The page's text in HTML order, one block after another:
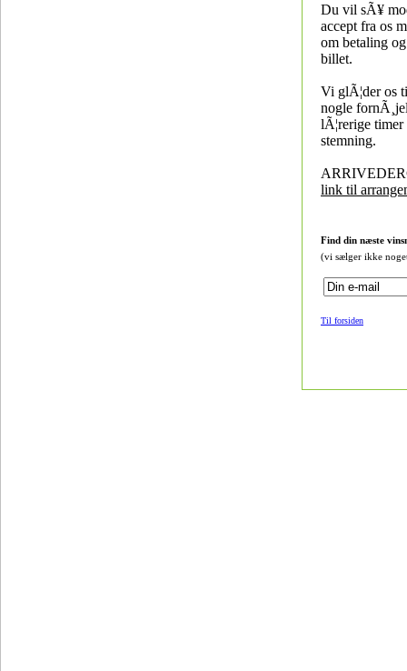
Du vil sÃ¥
accept fra os
om betaling
billet.
Vi glÃ¦der os
nogle
lÃ¦rerige
stemning.
link til
Find din næste
(vi sælger ikke
Til forsiden